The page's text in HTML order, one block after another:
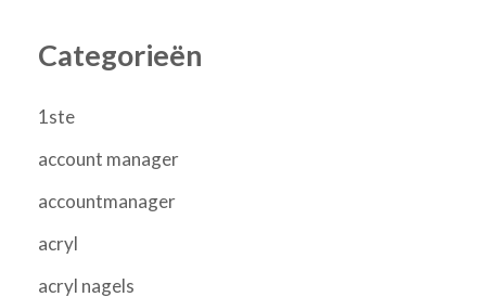
Categorieën
1ste
account manager
accountmanager
acryl
acryl nagels